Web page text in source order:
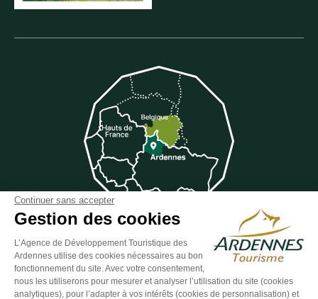
Suivez-nous sur Facebook
Suivez-nous sur Instagram
Suivez-nous sur Youtube
Suivez-nous sur
Suivez-nous
Continuer sans accepter
Gestion des cookies
L’Agence de Développement Touristique des
Ardennes utilise des cookies nécessaires au bon
fonctionnement du site. Avec votre consentement,
nous les utiliserons pour mesurer et analyser l’utilisation du site (cookies
analytiques), pour l’adapter à vos intérêts (cookies de personnalisation) et